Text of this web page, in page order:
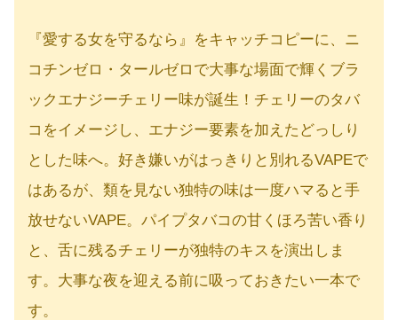
『愛する女を守るなら』をキャッチコピーに、ニ
コチンゼロ・タールゼロで大事な場面で輝くブラ
ックエナジーチェリー味が誕生！チェリーのタバ
コをイメージし、エナジー要素を加えたどっしり
とした味へ。好き嫌いがはっきりと別れるVAPEで
はあるが、類を見ない独特の味は一度ハマると手
放せないVAPE。パイプタバコの甘くほろ苦い香り
と、舌に残るチェリーが独特のキスを演出しま
す。大事な夜を迎える前に吸っておきたい一本で
す。